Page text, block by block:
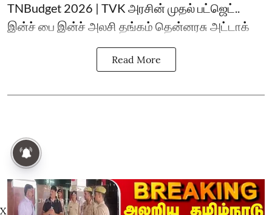
TNBudget 2026 | TVK அரசின் முதல் பட்ஜெட்..
இன்ச் பை இன்ச் அலசி தங்கம் தென்னரசு அட்டாக்
Read More
X